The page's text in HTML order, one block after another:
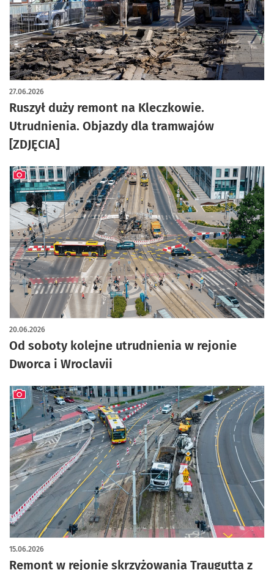
Ruszył duży remont na Kleczkowie.
Utrudnienia. Objazdy dla tramwajów
[ZDJĘCIA]
27.06.2026
artykuł z galerią zdjęć
Od soboty kolejne utrudnienia w rejonie
Dworca i Wroclavii
20.06.2026
artykuł z galerią zdjęć
Remont w rejonie skrzyżowania Traugutta z
15.06.2026
artykuł z galerią zdjęć